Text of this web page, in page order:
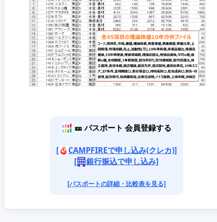
🎫 パスポート 会員登録する
[
CAMPFIREで申し込み(クレカ)]
[
銀行振込で申し込み]
[パスポートの詳細・比較表を見る]